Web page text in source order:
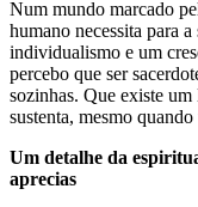
Num mundo marcado
humano necessita para
individualismo e um
percebo que ser
sozinhas. Que existe um
sustenta, mesmo
Um detalhe da
aprecias